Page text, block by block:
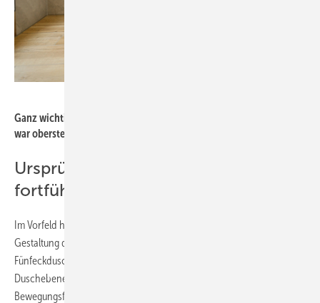
Ganz wichtig bei der Neuplanung: Die Barrierefreiheit der Dusche
war oberstes Gebot.
Ursprüngliche Idee der Bauherren
fortführen?
Im Vorfeld hatten sich auch die Bauherren informiert und die
Gestaltung des neuen Bades durchgespielt. Anstatt der
Fünfeckdusche in der Ecke war die Idee, eine quadratische, verflieste
Duschebene mit Pendelfalttüren auszustatten, um mehr
Bewegungsfläche zum begleiteten Duschen zu schaffen. WC und